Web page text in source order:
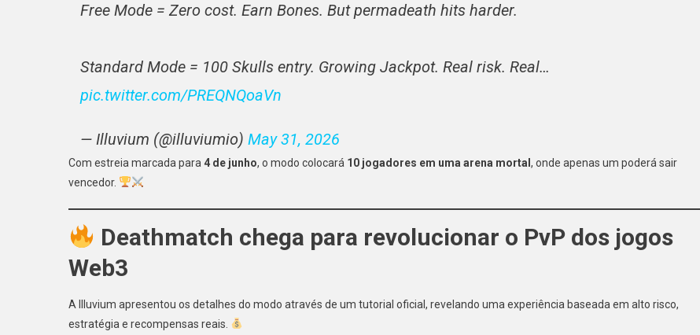
Free Mode = Zero cost. Earn Bones. But permadeath hits harder.
Standard Mode = 100 Skulls entry. Growing Jackpot. Real risk. Real…
pic.twitter.com/PREQNQoaVn
— Illuvium (@illuviumio) May 31, 2026
Com estreia marcada para 4 de junho, o modo colocará 10 jogadores em uma arena mortal , onde apenas um poderá sair
vencedor.
Deathmatch chega para revolucionar o PvP dos jogos
Web3
A Illuvium apresentou os detalhes do modo através de um tutorial oficial, revelando uma experiência baseada em alto risco,
estratégia e recompensas reais.